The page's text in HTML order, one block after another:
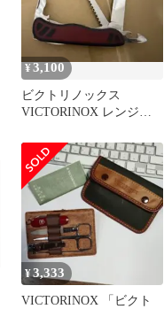
¥3,100
ビクトリノックス
VICTORINOX レンジャ
¥3,333
VICTORINOX 「ビクト